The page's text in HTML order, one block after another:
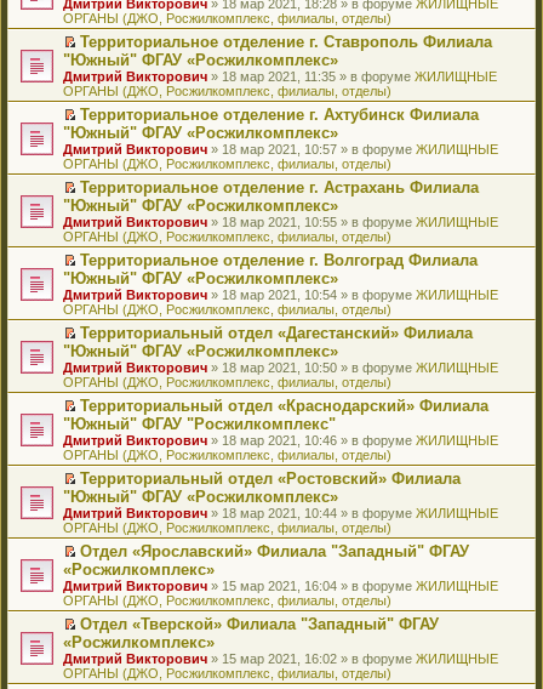
ю
б
щ
е
н
и
ю
м
у
с
о
о
б
щ
е
н
и
ю
т
а
н
н
о
м
у
с
о
о
б
щ
е
н
и
ю
п
р
о
ч
и
т
а
н
н
о
м
у
с
о
о
б
щ
е
н
и
ю
о
м
у
н
е
п
р
о
ч
и
т
а
н
н
о
м
у
с
о
о
б
щ
е
н
и
ю
к
п
е
р
в
о
м
у
н
е
п
р
о
ч
и
т
а
н
н
о
м
у
с
о
о
б
щ
е
н
и
ю
р
е
й
т
и
к
п
е
р
в
о
м
у
н
е
п
р
о
ч
и
т
а
н
н
о
м
у
с
о
о
б
щ
е
н
и
ю
Дмитрий Викторович » 18 мар 2021, 18:28 » в форуме ЖИЛИЩНЫЕ
ОРГАНЫ (ДЖО, Росжилкомплекс, филиалы, отделы)
П
е
р
е
й
т
и
к
п
е
р
в
о
м
у
н
е
п
р
о
ч
и
т
а
н
н
о
м
у
с
о
о
б
щ
е
н
ю
Территориальное отделение г. Ставрополь Филиала
"Южный" ФГАУ «Росжилкомплекс»
Дмитрий Викторович » 18 мар 2021, 11:35 » в форуме ЖИЛИЩНЫЕ
ОРГАНЫ (ДЖО, Росжилкомплекс, филиалы, отделы)
П
е
р
е
й
т
и
к
п
е
р
в
о
м
у
н
е
п
р
о
ч
и
т
а
н
н
о
м
у
с
о
б
щ
е
н
ю
Территориальное отделение г. Ахтубинск Филиала
"Южный" ФГАУ «Росжилкомплекс»
Дмитрий Викторович » 18 мар 2021, 10:57 » в форуме ЖИЛИЩНЫЕ
ОРГАНЫ (ДЖО, Росжилкомплекс, филиалы, отделы)
П
е
р
е
й
т
и
к
п
е
р
в
о
м
у
н
е
п
р
о
ч
и
т
а
н
н
м
у
с
о
б
щ
Территориальное отделение г. Астрахань Филиала
"Южный" ФГАУ «Росжилкомплекс»
Дмитрий Викторович » 18 мар 2021, 10:55 » в форуме ЖИЛИЩНЫЕ
ОРГАНЫ (ДЖО, Росжилкомплекс, филиалы, отделы)
П
е
р
е
й
т
и
к
п
е
р
в
о
м
у
н
е
п
р
о
ч
т
а
н
н
м
у
Территориальное отделение г. Волгоград Филиала
"Южный" ФГАУ «Росжилкомплекс»
Дмитрий Викторович » 18 мар 2021, 10:54 » в форуме ЖИЛИЩНЫЕ
ОРГАНЫ (ДЖО, Росжилкомплекс, филиалы, отделы)
П
е
р
е
й
т
и
к
п
е
р
в
о
м
у
н
п
р
о
ч
т
а
Территориальный отдел «Дагестанский» Филиала
"Южный" ФГАУ «Росжилкомплекс»
Дмитрий Викторович » 18 мар 2021, 10:50 » в форуме ЖИЛИЩНЫЕ
ОРГАНЫ (ДЖО, Росжилкомплекс, филиалы, отделы)
П
е
р
е
й
т
и
к
п
е
р
о
м
у
н
п
р
Территориальный отдел «Краснодарский» Филиала
"Южный" ФГАУ "Росжилкомплекс"
Дмитрий Викторович » 18 мар 2021, 10:46 » в форуме ЖИЛИЩНЫЕ
ОРГАНЫ (ДЖО, Росжилкомплекс, филиалы, отделы)
П
е
р
е
й
т
к
п
е
р
о
м
Территориальный отдел «Ростовский» Филиала
"Южный" ФГАУ «Росжилкомплекс»
Дмитрий Викторович » 18 мар 2021, 10:44 » в форуме ЖИЛИЩНЫЕ
ОРГАНЫ (ДЖО, Росжилкомплекс, филиалы, отделы)
П
р
е
й
т
к
п
Отдел «Ярославский» Филиала "Западный" ФГАУ
«Росжилкомплекс»
Дмитрий Викторович » 15 мар 2021, 16:04 » в форуме ЖИЛИЩНЫЕ
ОРГАНЫ (ДЖО, Росжилкомплекс, филиалы, отделы)
П
р
е
Отдел «Тверской» Филиала "Западный" ФГАУ
«Росжилкомплекс»
Дмитрий Викторович » 15 мар 2021, 16:02 » в форуме ЖИЛИЩНЫЕ
ОРГАНЫ (ДЖО, Росжилкомплекс, филиалы, отделы)